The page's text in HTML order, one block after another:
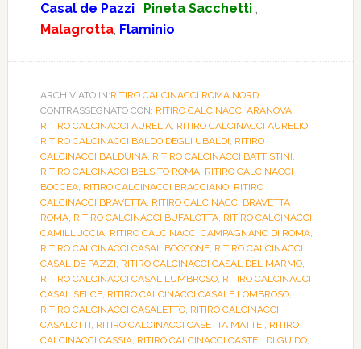
Casal de Pazzi , Pineta Sacchetti ,
Malagrotta, Flaminio
ARCHIVIATO IN:RITIRO CALCINACCI ROMA NORD
CONTRASSEGNATO CON: RITIRO CALCINACCI ARANOVA,
RITIRO CALCINACCI AURELIA, RITIRO CALCINACCI AURELIO,
RITIRO CALCINACCI BALDO DEGLI UBALDI, RITIRO
CALCINACCI BALDUINA, RITIRO CALCINACCI BATTISTINI,
RITIRO CALCINACCI BELSITO ROMA, RITIRO CALCINACCI
BOCCEA, RITIRO CALCINACCI BRACCIANO, RITIRO
CALCINACCI BRAVETTA, RITIRO CALCINACCI BRAVETTA
ROMA, RITIRO CALCINACCI BUFALOTTA, RITIRO CALCINACCI
CAMILLUCCIA, RITIRO CALCINACCI CAMPAGNANO DI ROMA,
RITIRO CALCINACCI CASAL BOCCONE, RITIRO CALCINACCI
CASAL DE PAZZI, RITIRO CALCINACCI CASAL DEL MARMO,
RITIRO CALCINACCI CASAL LUMBROSO, RITIRO CALCINACCI
CASAL SELCE, RITIRO CALCINACCI CASALE LOMBROSO,
RITIRO CALCINACCI CASALETTO, RITIRO CALCINACCI
CASALOTTI, RITIRO CALCINACCI CASETTA MATTEI, RITIRO
CALCINACCI CASSIA, RITIRO CALCINACCI CASTEL DI GUIDO,